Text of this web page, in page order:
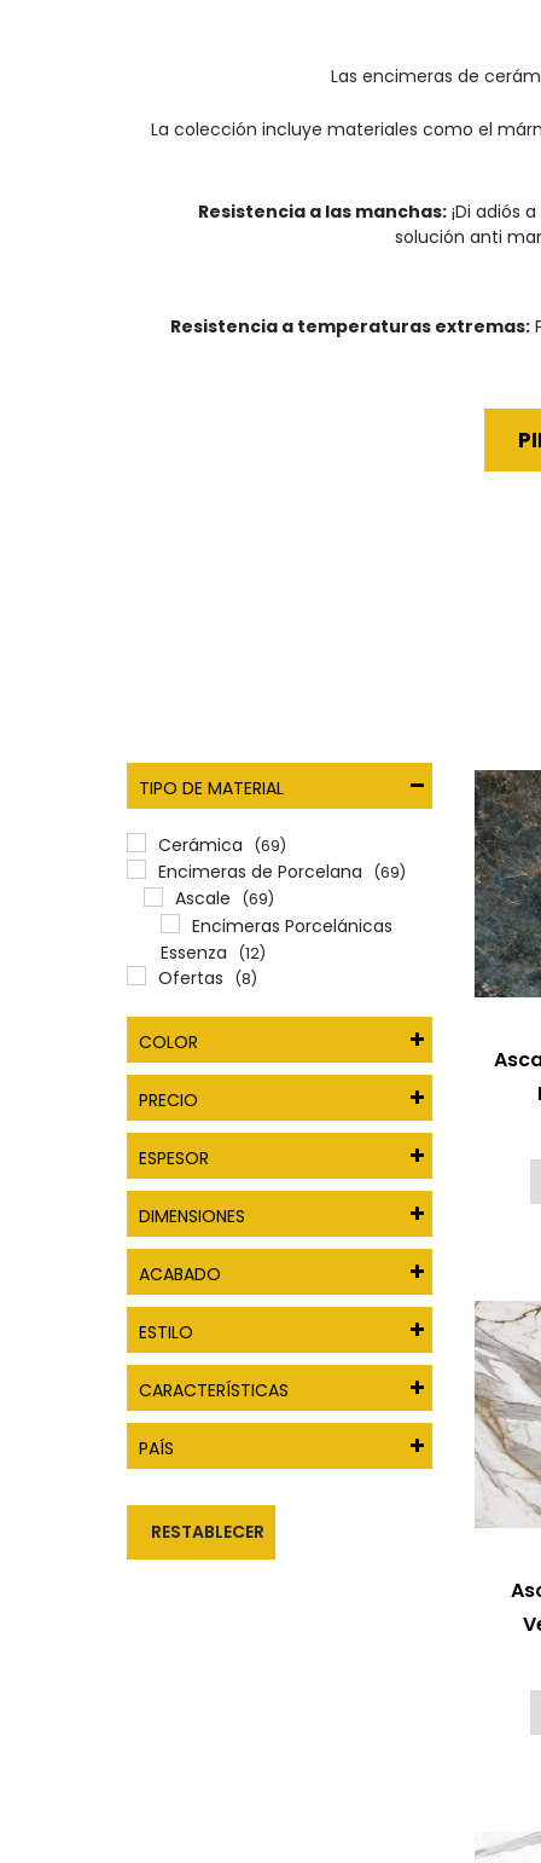
Las encimeras de
La colección incluye materiales como el
Resistencia a las manchas:¡Di adiós
solución anti
Resistencia a temperaturas extremas:
TIPO DE MATERIAL
Cerámica (69)
Encimeras de Porcelana (69)
Ascale (69)
Encimeras Porcelánicas
Essenza
(12)
Ofertas (8)
COLOR
PRECIO
ESPESOR
DIMENSIONES
ACABADO
ESTILO
CARACTERÍSTICAS
PAÍS
RESTABLECER